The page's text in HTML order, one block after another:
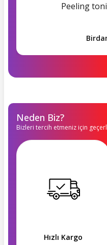
Peeling
Neden Biz?
Bizleri tercih etmeniz için
Hızlı Kargo